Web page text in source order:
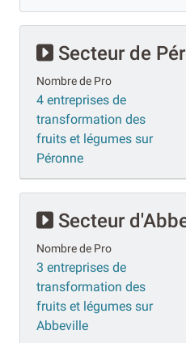
Secteur de
Nombre de Pro
4 entreprises de
transformation des
fruits et légumes sur
Péronne
Secteur
Nombre de Pro
3 entreprises de
transformation des
fruits et légumes sur
Abbeville